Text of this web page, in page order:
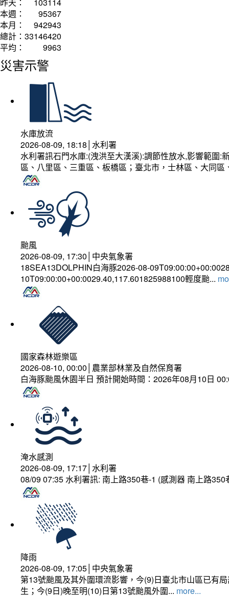
本週：
95367
本月：
942943
總計： 33146420
平均：
9963
災害示警
水庫放流
2026-08-09, 18:18│水利署
水利署訊石門水庫:(洩洪至大漢溪):調節性放水,影響範圍
區、八里區、三重區、板橋區；臺北市，士林區、大同
颱風
2026-08-09, 17:30│中央氣象署
18SEA13DOLPHIN白海豚2026-08-
10T09:00:00+00:0029.40,117.601825988100輕度颱...
國家森林遊樂區
2026-08-10, 00:00│農業部林業及自然保育署
白海豚颱風休園半日 預計開始時間：2026年08月10日
淹水感測
2026-08-09, 17:17│水利署
08/09 07:35 水利署訊: 南上路350巷-1 (感測器 南上路
降雨
2026-08-09, 17:05│中央氣象署
第13號颱風及其外圍環流影響，今(9)日臺北市山區已有
生；今(9日)晚至明(10)日第13號颱風外圍... more...